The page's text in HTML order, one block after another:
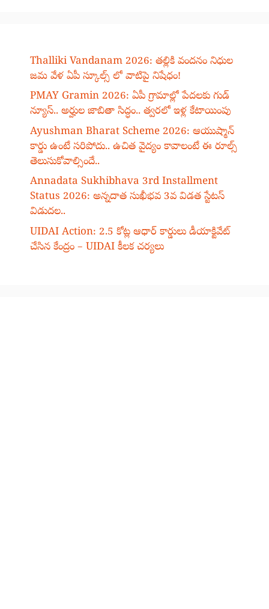
Thalliki Vandanam 2026: తల్లికి వందనం నిధుల
జమ వేళ ఏపీ స్కూల్స్ లో వాటిపై నిషేధం!
PMAY Gramin 2026: ఏపీ గ్రామాల్లో పేదలకు గుడ్
న్యూస్.. అర్హుల జాబితా సిద్ధం.. త్వరలో ఇళ్ల కేటాయింపు
Ayushman Bharat Scheme 2026: ఆయుష్మాన్
కార్డు ఉంటే సరిపోదు.. ఉచిత వైద్యం కావాలంటే ఈ రూల్స్
తెలుసుకోవాల్సిందే..
Annadata Sukhibhava 3rd Installment
Status 2026: అన్నదాత సుఖీభవ 3వ విడత స్టేటస్
విడుదల..
UIDAI Action: 2.5 కోట్ల ఆధార్ కార్డులు డీయాక్టివేట్
చేసిన కేంద్రం – UIDAI కీలక చర్యలు